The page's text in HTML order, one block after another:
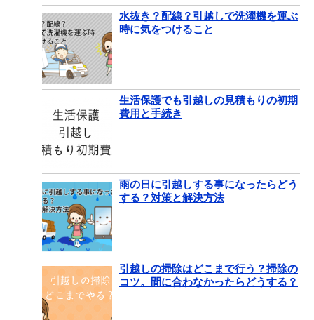
水抜き？配線？引越しで洗濯機を運ぶ
時に気をつけること
生活保護でも引越しの見積もりの初期
費用と手続き
雨の日に引越しする事になったらどう
する？対策と解決方法
引越しの掃除はどこまで行う？掃除の
コツ。間に合わなかったらどうする？